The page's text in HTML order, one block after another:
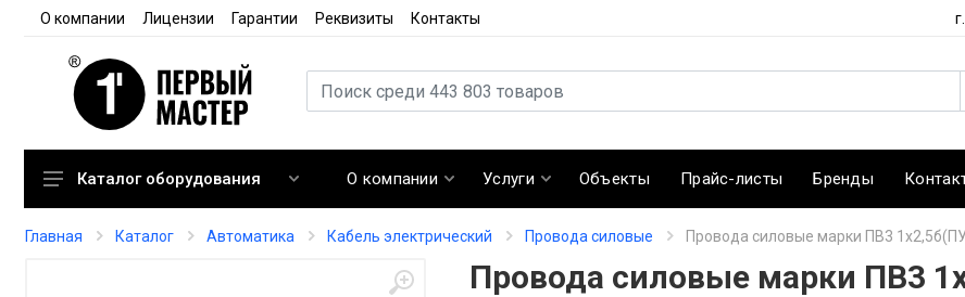
О компании Лицензии Гарантии Реквизиты Контакты
Кондиционирование
Каталог оборудования О компании Услуги Объекты Прайс-листы Бренды
Главная Каталог Автоматика Кабель электрический Провода силовые Провода силовые марки ПВ3
Провода силовые марки ПВ3